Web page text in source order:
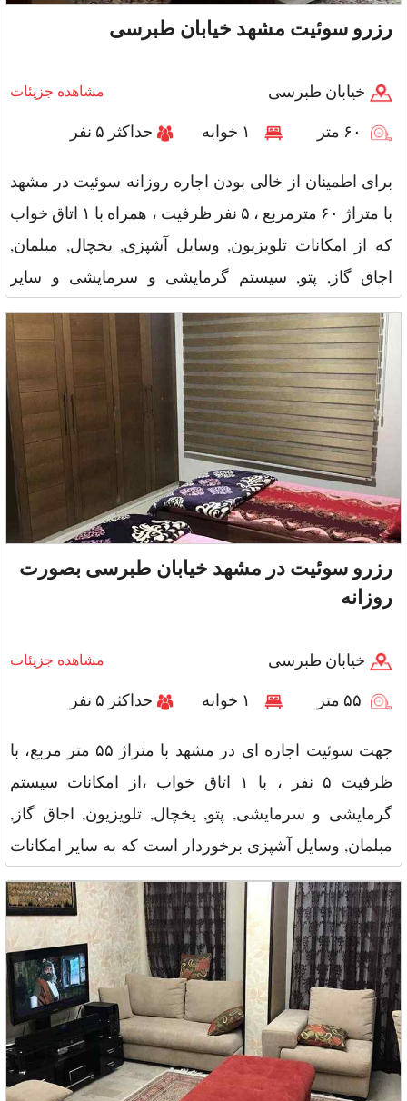
رزرو سوئیت مشهد خیابان طبرسی
خیابان طبرسی مشاهده جزیئات
حداکثر ۵ نفر
برای اطمینان از خالی بودن اجاره روزانه سوئیت در مشهد
با متراژ ۶۰ مترمربع ، ۵ نفر ظرفیت ، همراه با ۱ اتاق خواب
که از امکانات تلویزیون, وسایل آشپزی, یخچال, مبلمان,
اجاق گاز, پتو, سیستم گرمایشی و سرمایشی و سایر
امکانات
رزرو سوئیت در مشهد خیابان طبرسی بصورت
روزانه
خیابان طبرسی مشاهده جزیئات
حداکثر ۵ نفر
جهت سوئیت اجاره ای در مشهد با متراژ ۵۵ متر مربع، با
ظرفیت ۵ نفر ، با ۱ اتاق خواب ،از امکانات سیستم
گرمایشی و سرمایشی, پتو, یخچال, تلویزیون, اجاق گاز,
مبلمان, وسایل آشپزی برخوردار است که به سایر امکانات
این واحد از جمله